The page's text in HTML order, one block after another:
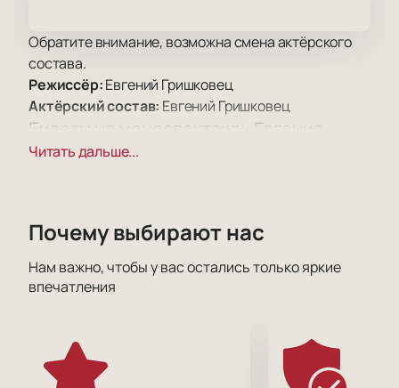
Обратите внимание, возможна смена актёрского
состава.
Режиссёр:Евгений Гришковец
Актёрский состав: Евгений Гришковец
Билеты на моноспектакль Евгения
Гришковца «Когда я боюсь?» в
боюсь?» пройдет в Дворце культуры «Россия» по
адресу: ул. Советская, 90, Серпухов, Московская
область, 142203. На афише — современный
драматический проект артиста, лауреата премий и
Постановка раскрывает тему страхов, которые
испытывает каждый человек. Евгений Гришковец
Читать дальше...
Почему выбирают нас
Нам важно, чтобы у вас остались только яркие
впечатления